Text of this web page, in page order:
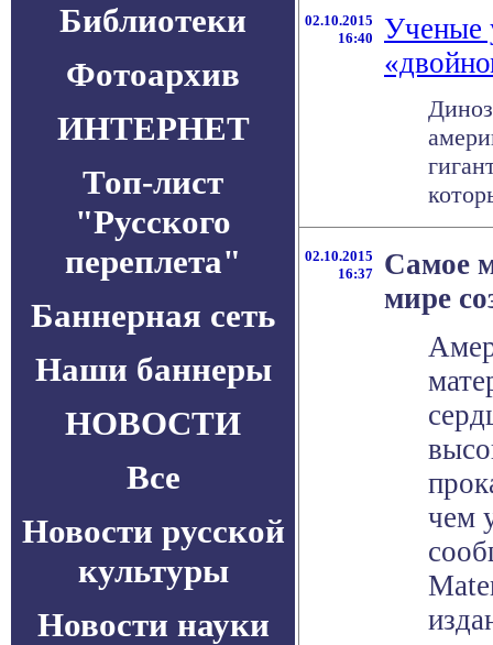
Библиотеки
Фотоархив
ИНТЕРНЕТ
Топ-лист
"Русского
переплета"
Баннерная сеть
Наши баннеры
НОВОСТИ
Все
Новости русской
культуры
Новости науки
02.10.2015
16:40
Ученые
02.10.2015
16:37
Самое
мире
чем